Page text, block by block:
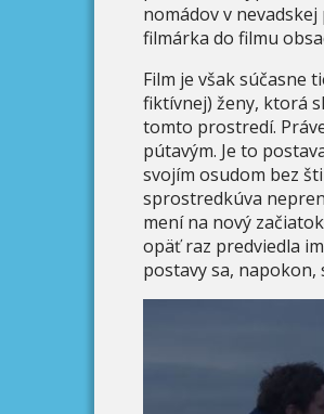
nomádov v
filmárka do filmu
Film je však súčasne
fiktívnej) ženy, ktorá
tomto prostredí.
pútavým. Je to
svojím osudom bez
sprostredkúva
mení na nový
opäť raz predviedla
postavy sa,